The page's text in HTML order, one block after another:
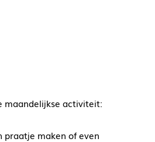
maandelijkse activiteit:
praatje maken of even